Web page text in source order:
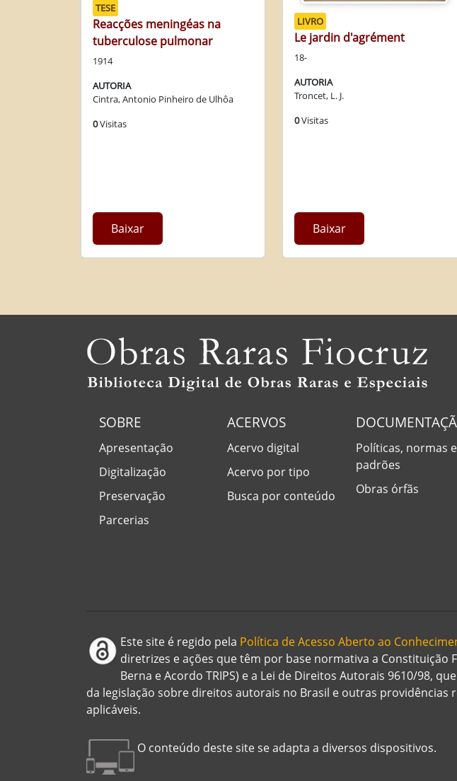
TESE
Reacções meningéas na
tuberculose pulmonar
1914
AUTORIA
Cintra, Antonio Pinheiro de Ulhôa
0Visitas
Baixar
LIVRO
Le jardin d'agrément
18-
AUTORIA
Troncet, L. J.
0Visitas
Baixar
SOBRE
Apresentação
Digitalização
Preservação
Parcerias
ACERVOS
Acervo digital
Acervo por tipo
Busca por conteúdo
Políticas, normas e
padrões
Obras órfãs
Este site é regido pela Política de Acesso Aberto ao
diretrizes e ações que têm por base normativa a Constituição
Berna e Acordo TRIPS) e a Lei de Direitos Autorais 9610/98,
da legislação sobre direitos autorais no Brasil e outras providências
aplicáveis.
O conteúdo deste site se adapta a diversos dispositivos.